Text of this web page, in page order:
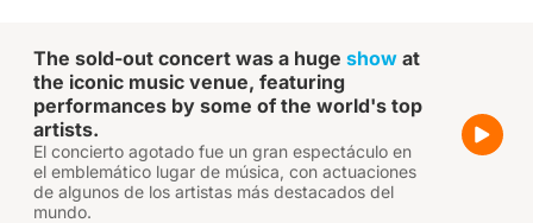
The sold-out concert was a huge show at
the iconic music venue, featuring
performances by some of the world's top
artists.
El concierto agotado fue un gran espectáculo en
el emblemático lugar de música, con actuaciones
de algunos de los artistas más destacados del
mundo.